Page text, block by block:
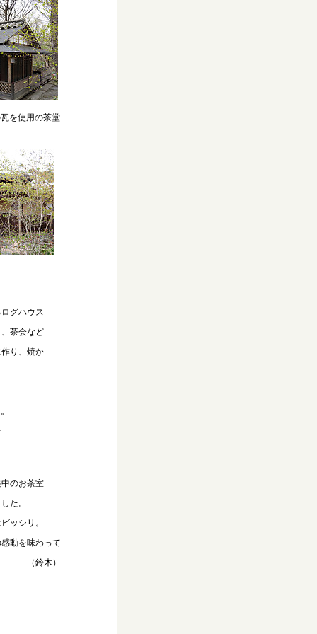
用の茶堂
グハウス
茶会など
り、焼か
のお茶室
た。
シリ。
動を味わって
（鈴木）